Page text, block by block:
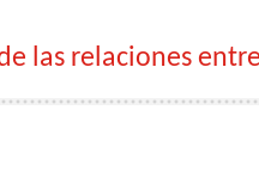
las relaciones